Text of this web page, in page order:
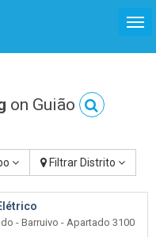
on Guião
Filtrar Distrito
- Barruivo - Apartado 3100